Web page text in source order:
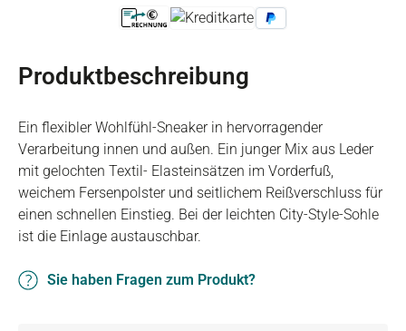
Produktbeschreibung
Ein flexibler Wohlfühl-Sneaker in hervorragender
Verarbeitung innen und außen. Ein junger Mix aus Leder
mit gelochten Textil- Elasteinsätzen im Vorderfuß,
weichem Fersenpolster und seitlichem Reißverschluss für
einen schnellen Einstieg. Bei der leichten City-Style-Sohle
ist die Einlage austauschbar.
Sie haben Fragen zum Produkt?